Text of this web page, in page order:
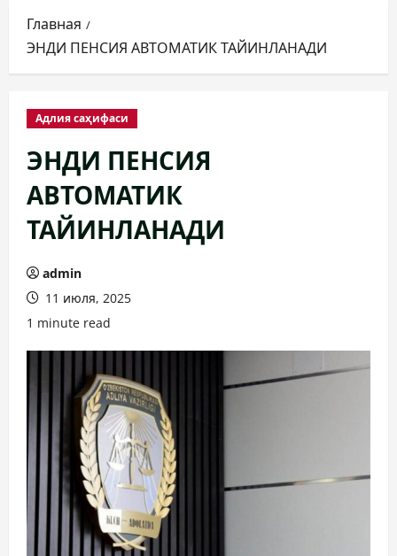
Главная
ЭНДИ ПЕНСИЯ АВТОМАТИК ТАЙИНЛАНАДИ
Адлия саҳифаси
ЭНДИ ПЕНСИЯ
АВТОМАТИК
ТАЙИНЛАНАДИ
admin
11 июля, 2025
1 minute read